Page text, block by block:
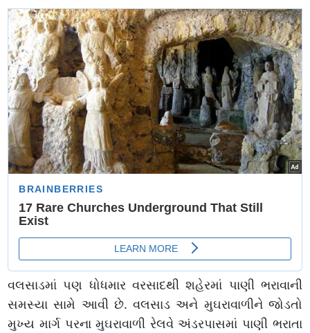
વલસાડમાં પણ ધોધમાર વરસાદથી શહેરમાં પાણી ભરાવાની
સમસ્યા સામે આવી છે. વલસાડ અને મુઘરાવાળીને જોડતો
મુખ્ય માર્ગ પરના મુઘરાવાળી રેલવે અંડરપાસમાં પાણી ભરાતા